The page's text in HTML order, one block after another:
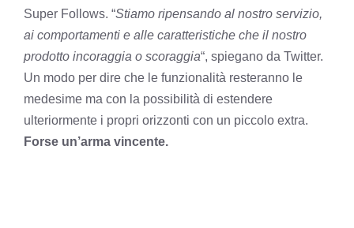
Super Follows. “Stiamo ripensando al nostro servizio,
ai comportamenti e alle caratteristiche che il nostro
prodotto incoraggia o scoraggia“, spiegano da Twitter.
Un modo per dire che le funzionalità resteranno le
medesime ma con la possibilità di estendere
ulteriormente i propri orizzonti con un piccolo extra.
Forse un’arma vincente.